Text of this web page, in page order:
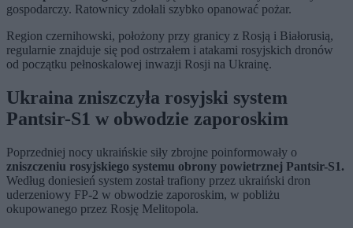
gospodarczy. Ratownicy zdołali szybko opanować pożar.
Region czernihowski, położony przy granicy z Rosją i Białorusią,
regularnie znajduje się pod ostrzałem i atakami rosyjskich dronów
od początku pełnoskalowej inwazji Rosji na Ukrainę.
Ukraina zniszczyła rosyjski system
Pantsir-S1 w obwodzie zaporoskim
Poprzedniej nocy ukraińskie siły zbrojne poinformowały o
zniszczeniu rosyjskiego systemu obrony powietrznej Pantsir-S1.
Według doniesień system został trafiony przez ukraiński dron
uderzeniowy FP-2 w obwodzie zaporoskim, w pobliżu
okupowanego przez Rosję Melitopola.